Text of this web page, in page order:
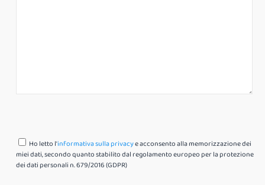
Ho letto l'informativa sulla privacye acconsento alla memorizzazione dei
miei dati, secondo quanto stabilito dal regolamento europeo per la protezione
dei dati personali n. 679/2016 (GDPR)